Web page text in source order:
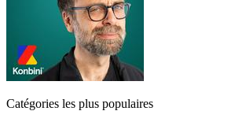
Catégories les plus populaires